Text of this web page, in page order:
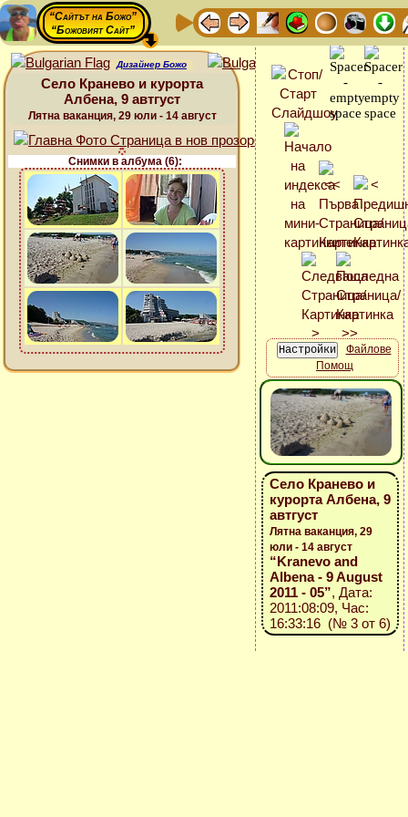
“Сайтът на Божо”
“Божовият Сайт”
Дизайнер Божо
Село Кранево и курорта
Албена, 9 автгуст
Лятна ваканция, 29 юли - 14 август
Снимки в албума (6):
Файлове
Помощ
Село Кранево и
курорта Албена, 9
автгуст
Лятна ваканция, 29
юли - 14 август
“Kranevo and
Albena - 9 August
2011 - 05”, Дата:
2011:08:09, Час:
16:33:16 (№ 3 от 6)